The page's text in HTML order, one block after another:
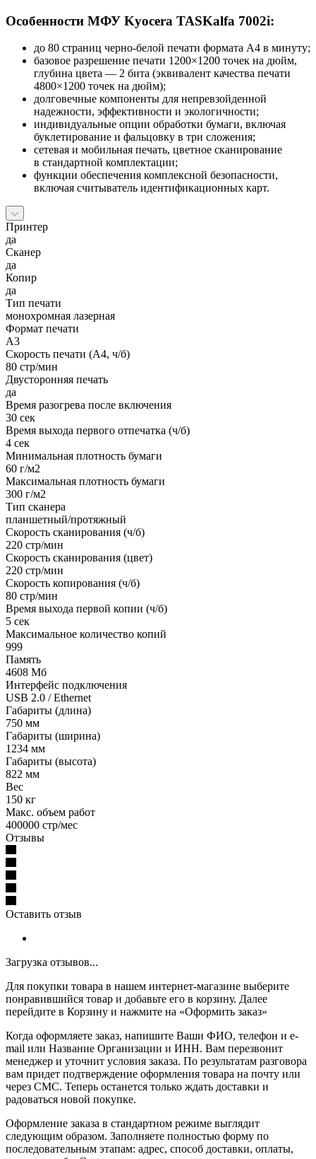
Особенности МФУ Kyocera TASKalfa 7002i:
до 80 страниц черно-белой печати формата А4 в минуту;
базовое разрешение печати 1200×1200 точек на дюйм,
глубина цвета — 2 бита (эквивалент качества печати
4800×1200 точек на дюйм);
долговечные компоненты для непревзойденной
надежности, эффективности и экологичности;
индивидуальные опции обработки бумаги, включая
буклетирование и фальцовку в три сложения;
сетевая и мобильная печать, цветное сканирование
в стандартной комплектации;
функции обеспечения комплексной безопасности,
включая считыватель идентификационных карт.
Принтер
да
Сканер
да
Копир
да
Тип печати
монохромная лазерная
Формат печати
A3
Скорость печати (А4, ч/б)
80 стр/мин
Двусторонняя печать
да
Время разогрева после включения
30 сек
Время выхода первого отпечатка (ч/б)
4 сек
Минимальная плотность бумаги
60 г/м2
Максимальная плотность бумаги
300 г/м2
Тип сканера
планшетный/протяжный
Скорость сканирования (ч/б)
220 стр/мин
Скорость сканирования (цвет)
220 стр/мин
Скорость копирования (ч/б)
80 стр/мин
Время выхода первой копии (ч/б)
5 сек
Максимальное количество копий
999
Память
4608 Мб
Интерфейс подключения
USB 2.0 / Ethernet
Габариты (длина)
750 мм
Габариты (ширина)
1234 мм
Габариты (высота)
822 мм
Вес
150 кг
Макс. объем работ
400000 стр/мес
Отзывы
Оставить отзыв
Загрузка отзывов...
Для покупки товара в нашем интернет-магазине выберите
понравившийся товар и добавьте его в корзину. Далее
перейдите в Корзину и нажмите на «Оформить заказ»
Когда оформляете заказ, напишите Ваши ФИО, телефон и e-
mail или Название Организации и ИНН. Вам перезвонит
менеджер и уточнит условия заказа. По результатам разговора
вам придет подтверждение оформления товара на почту или
через СМС. Теперь останется только ждать доставки и
радоваться новой покупке.
Оформление заказа в стандартном режиме выглядит
следующим образом. Заполняете полностью форму по
последовательным этапам: адрес, способ доставки, оплаты,